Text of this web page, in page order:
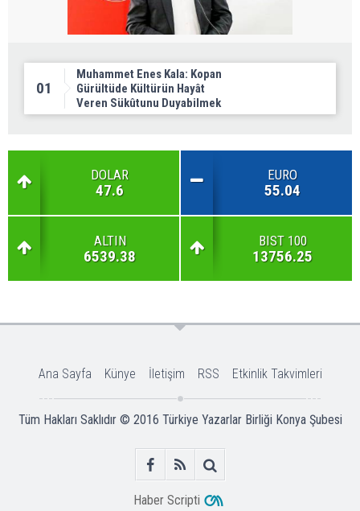
01
Muhammet Enes Kala: Kopan
Gürültüde Kültürün Hayât
Veren Sükûtunu Duyabilmek
DOLAR
47.6
EURO
55.04
ALTIN
6539.38
BIST 100
13756.25
Ana Sayfa Künye İletişim RSS Etkinlik Takvimleri
Tüm Hakları Saklıdır © 2016 Türkiye Yazarlar Birliği Konya Şubesi
Haber Scripti